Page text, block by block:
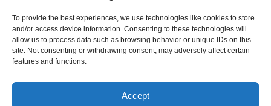
To provide the best experiences, we use technologies like cookies to store
and/or access device information. Consenting to these technologies will
allow us to process data such as browsing behavior or unique IDs on this
site. Not consenting or withdrawing consent, may adversely affect certain
features and functions.
Accept
(VERR_VMX_IN_VMX_ROOT_MODE).
Weiterlesen »
Ähnliche Artikel: